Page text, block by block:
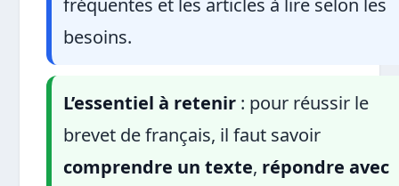
fréquentes et les articles à lire selon les
besoins.
L’essentiel à retenir : pour réussir le
brevet de français, il faut savoir
comprendre un texte, répondre avec